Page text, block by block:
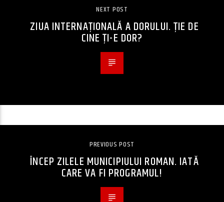
NEXT POST
ZIUA INTERNAȚIONALĂ A DORULUI. ȚIE DE
CINE ȚI-E DOR?
PREVIOUS POST
ÎNCEP ZILELE MUNICIPIULUI ROMAN. IATĂ
CARE VA FI PROGRAMUL!